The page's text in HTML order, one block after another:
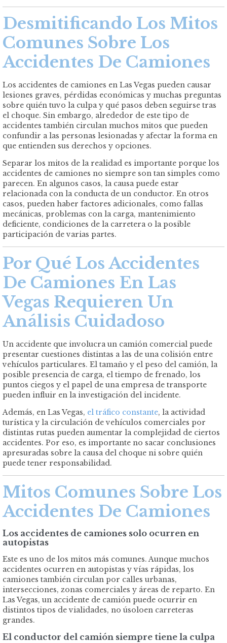
Desmitificando Los Mitos
Comunes Sobre Los
Accidentes De Camiones
Los accidentes de camiones en Las Vegas pueden causar
lesiones graves, pérdidas económicas y muchas preguntas
sobre quién tuvo la culpa y qué pasos deben seguirse tras
el choque. Sin embargo, alrededor de este tipo de
accidentes también circulan muchos mitos que pueden
confundir a las personas lesionadas y afectar la forma en
que entienden sus derechos y opciones.
Separar los mitos de la realidad es importante porque los
accidentes de camiones no siempre son tan simples como
parecen. En algunos casos, la causa puede estar
relacionada con la conducta de un conductor. En otros
casos, pueden haber factores adicionales, como fallas
mecánicas, problemas con la carga, mantenimiento
deficiente, condiciones de la carretera o la posible
participación de varias partes.
Por Qué Los Accidentes
De Camiones En Las
Vegas Requieren Un
Análisis Cuidadoso
Un accidente que involucra un camión comercial puede
presentar cuestiones distintas a las de una colisión entre
vehículos particulares. El tamaño y el peso del camión, la
posible presencia de carga, el tiempo de frenado, los
puntos ciegos y el papel de una empresa de transporte
pueden influir en la investigación del incidente.
Además, en Las Vegas, el tráfico constante, la actividad
turística y la circulación de vehículos comerciales por
distintas rutas pueden aumentar la complejidad de ciertos
accidentes. Por eso, es importante no sacar conclusiones
apresuradas sobre la causa del choque ni sobre quién
puede tener responsabilidad.
Mitos Comunes Sobre Los
Accidentes De Camiones
Los accidentes de camiones solo ocurren en
autopistas
Este es uno de los mitos más comunes. Aunque muchos
accidentes ocurren en autopistas y vías rápidas, los
camiones también circulan por calles urbanas,
intersecciones, zonas comerciales y áreas de reparto. En
Las Vegas, un accidente de camión puede ocurrir en
distintos tipos de vialidades, no úsoloen carreteras
grandes.
El conductor del camión siempre tiene la culpa